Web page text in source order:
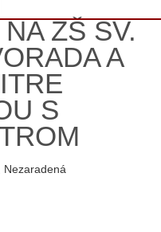
ZŠ SV.
A
S
Nezaradená